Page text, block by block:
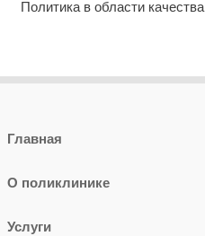
Политика в области качества
Главная
О поликлинике
Услуги